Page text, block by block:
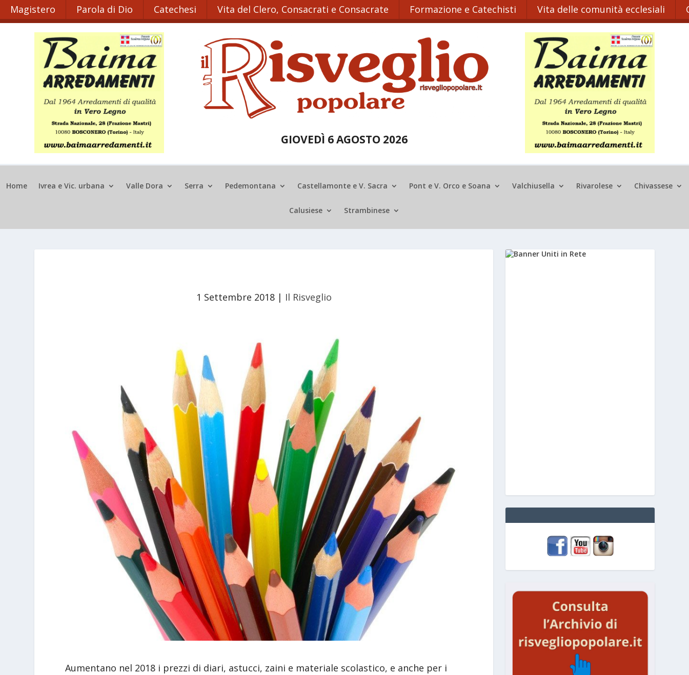
Magistero Parola di Dio Catechesi Vita del Clero, Consacrati e Consacrate Formazione e Catechisti Vita delle comunità ecclesiali
GIOVEDÌ 6 AGOSTO 2026
Home Ivrea e Vic. urbana Valle Dora Serra Pedemontana Castellamonte e V. Sacra Pont e V. Orco e Soana Valchiusella Rivarolese Chivassese
Calusiese Strambinese
1 Settembre 2018| Il Risveglio
Aumentano nel 2018 i prezzi di diari, astucci, zaini e materiale scolastico, e anche per i